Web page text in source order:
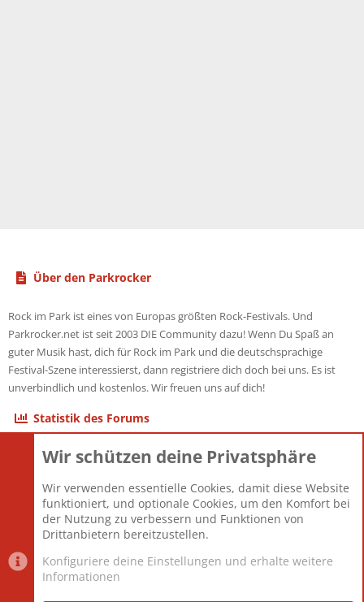
Über den Parkrocker
Rock im Park ist eines von Europas größten Rock-Festivals. Und
Parkrocker.net ist seit 2003 DIE Community dazu! Wenn Du Spaß an
guter Musik hast, dich für Rock im Park und die deutschsprachige
Festival-Szene interessierst, dann registriere dich doch bei uns. Es ist
unverbindlich und kostenlos. Wir freuen uns auf dich!
Statistik des Forums
Themen
Mitglieder
12.427
Neuestes Mitglied
Berlin
Wir schützen deine Privatsphäre
Wir verwenden essentielle Cookies, damit diese Website
funktioniert, und optionale Cookies, um den Komfort bei
der Nutzung zu verbessern und Funktionen von
Drittanbietern bereitzustellen.
Konfiguriere deine Einstellungen und erhalte weitere
Informationen